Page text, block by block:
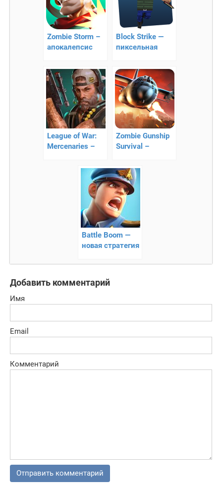
Zombie Storm –
апокалепсис
Block Strike —
пиксельная
League of War:
Mercenaries –
стратегия
Zombie Gunship
Survival –
зомби с
воздуха!
Battle Boom —
новая стратегия
Добавить комментарий
Имя
Email
Комментарий